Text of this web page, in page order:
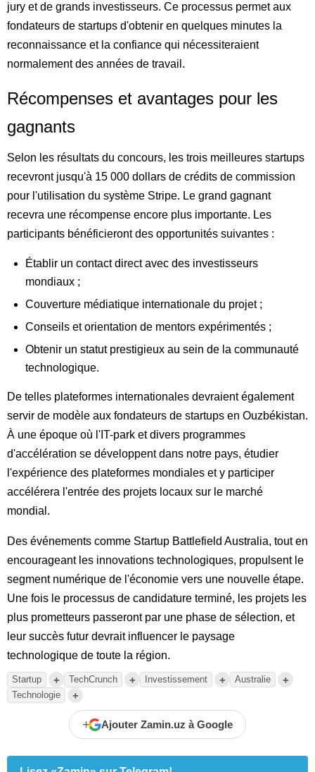
jury et de grands investisseurs. Ce processus permet aux
fondateurs de startups d'obtenir en quelques minutes la
reconnaissance et la confiance qui nécessiteraient
normalement des années de travail.
Récompenses et avantages pour les
gagnants
Selon les résultats du concours, les trois meilleures startups
recevront jusqu'à 15 000 dollars de crédits de commission
pour l'utilisation du système Stripe. Le grand gagnant
recevra une récompense encore plus importante. Les
participants bénéficieront des opportunités suivantes :
Établir un contact direct avec des investisseurs
mondiaux ;
Couverture médiatique internationale du projet ;
Conseils et orientation de mentors expérimentés ;
Obtenir un statut prestigieux au sein de la communauté
technologique.
De telles plateformes internationales devraient également
servir de modèle aux fondateurs de startups en Ouzbékistan.
À une époque où l'IT-park et divers programmes
d'accélération se développent dans notre pays, étudier
l'expérience des plateformes mondiales et y participer
accélérera l'entrée des projets locaux sur le marché
mondial.
Des événements comme Startup Battlefield Australia, tout en
encourageant les innovations technologiques, propulsent le
segment numérique de l'économie vers une nouvelle étape.
Une fois le processus de candidature terminé, les projets les
plus prometteurs passeront par une phase de sélection, et
leur succès futur devrait influencer le paysage
technologique de toute la région.
Startup + TechCrunch + Investissement + Australie +
Technologie +
+ Ajouter Zamin.uz à Google